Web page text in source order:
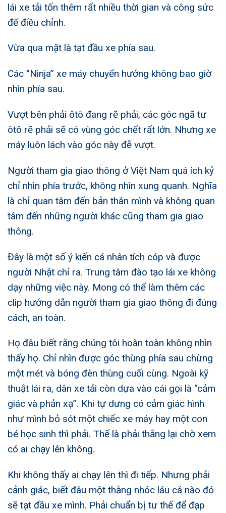
lái xe tải tốn thêm rất nhiều thời gian và công sức
để điều chỉnh.
Vừa qua mặt là tạt đầu xe phía sau.
Các “Ninja” xe máy chuyển hướng không bao giờ
nhìn phía sau.
Vượt bên phải ôtô đang rẽ phải, các góc ngã tư
ôtô rẽ phải sẽ có vùng góc chết rất lớn. Nhưng xe
máy luôn lách vào góc này đễ vượt.
Người tham gia giao thông ở Việt Nam quá ích kỷ
chỉ nhìn phía trước, không nhìn xung quanh. Nghĩa
là chỉ quan tâm đến bản thân mình và không quan
tâm đến những người khác cũng tham gia giao
thông.
Đây là một số ý kiến cá nhân tích cóp và được
người Nhật chỉ ra. Trung tâm đào tạo lái xe không
dạy những việc này. Mong có thể làm thêm các
clip hướng dẫn người tham gia giao thông đi đúng
cách, an toàn.
Họ đâu biết rằng chúng tôi hoàn toàn không nhìn
thấy họ. Chỉ nhìn được góc thùng phía sau chừng
một mét và bóng đèn thùng cuối cùng. Ngoài kỹ
thuật lái ra, dân xe tải còn dựa vào cái gọi là “cảm
giác và phản xạ”. Khi tự dưng có cảm giác hình
như mình bỏ sót một chiếc xe máy hay một con
bé học sinh thì phải. Thế là phải thắng lại chờ xem
có ai chạy lên không.
Khi không thấy ai chạy lên thì đi tiếp. Nhưng phải
cảnh giác, biết đâu một thằng nhóc láu cá nào đó
sẽ tạt đầu xe mình. Phải chuẩn bị tư thế để đạp